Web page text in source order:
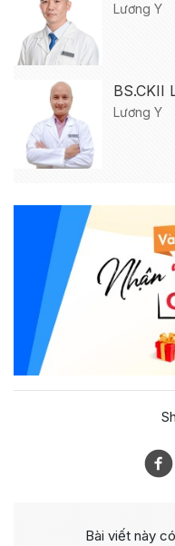
Lương Y
BS.CKII
Lương Y
Bài viết này